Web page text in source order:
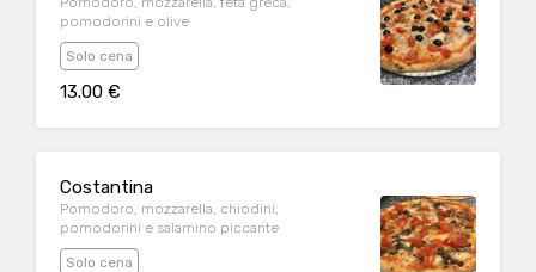
pomodorini e olive
Solo cena
13.00 €
Costantina
Pomodoro, mozzarella, chiodini,
pomodorini e salamino piccante
Solo cena